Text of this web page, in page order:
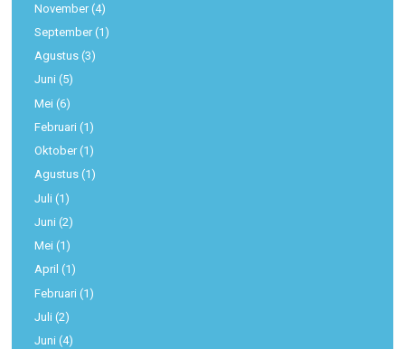
November(4)
September(1)
Agustus (3)
Juni (5)
Mei (6)
Februari (1)
Oktober(1)
Agustus (1)
Juli (1)
Juni (2)
Mei (1)
April (1)
Februari (1)
Juli (2)
Juni (4)